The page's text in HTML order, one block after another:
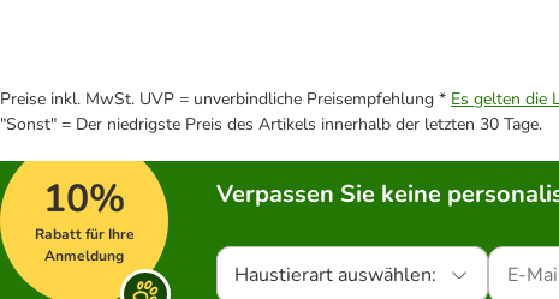
Preise inkl. MwSt. UVP = unverbindliche Preisempfehlung * Es gelten die
"Sonst" = Der niedrigste Preis des Artikels innerhalb der letzten 30 Tage.
10%
Rabatt für Ihre
Anmeldung
Verpassen Sie keine
Haustierart auswählen: